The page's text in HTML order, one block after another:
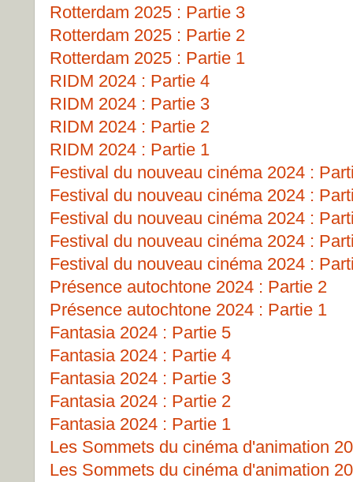
Rotterdam 2025 : Partie 3
Rotterdam 2025 : Partie 2
Rotterdam 2025 : Partie 1
RIDM 2024 : Partie 4
RIDM 2024 : Partie 3
RIDM 2024 : Partie 2
RIDM 2024 : Partie 1
Festival du nouveau cinéma 2024 :
Festival du nouveau cinéma 2024 :
Festival du nouveau cinéma 2024 :
Festival du nouveau cinéma 2024 :
Festival du nouveau cinéma 2024 :
Présence autochtone 2024 : Partie 2
Présence autochtone 2024 : Partie 1
Fantasia 2024 : Partie 5
Fantasia 2024 : Partie 4
Fantasia 2024 : Partie 3
Fantasia 2024 : Partie 2
Fantasia 2024 : Partie 1
Les Sommets du cinéma d'animation
Les Sommets du cinéma d'animation